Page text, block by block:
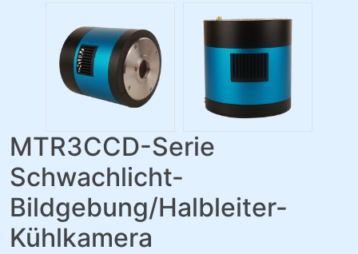
MTR3CCD-Serie
Schwachlicht-
Bildgebung/Halbleiter-
Kühlkamera